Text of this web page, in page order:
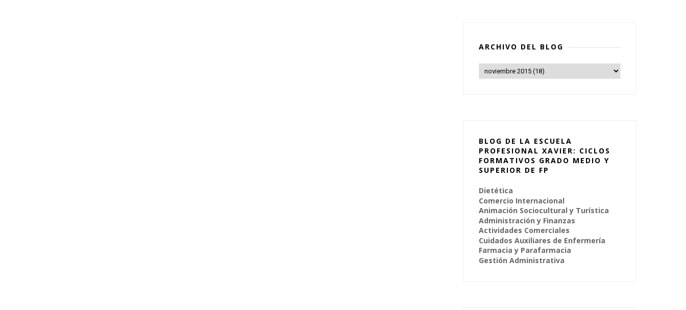
ARCHIVO DEL BLOG
BLOG DE LA ESCUELA
PROFESIONAL XAVIER: CICLOS
FORMATIVOS GRADO MEDIO Y
SUPERIOR DE FP
Dietética
Comercio Internacional
Animación Sociocultural y Turística
Administración y Finanzas
Actividades Comerciales
Cuidados Auxiliares de Enfermería
Farmacia y Parafarmacia
Gestión Administrativa